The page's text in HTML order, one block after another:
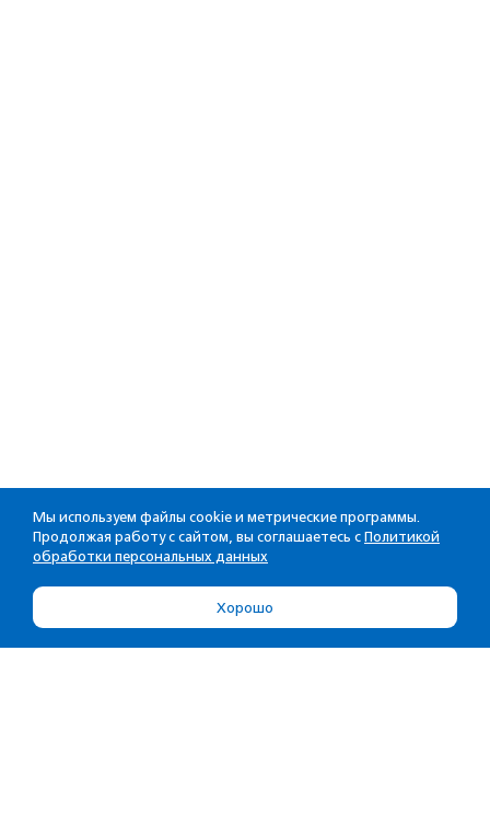
Мы используем файлы cookie и метрические программы.
Продолжая работу с сайтом, вы соглашаетесь с Политикой
обработки персональных данных
Хорошо